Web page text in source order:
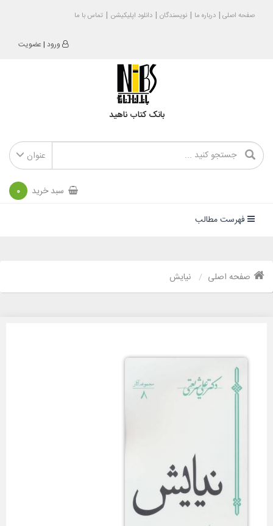
صفحه اصلی درباره ما نویسندگان دانلود اپلیکیشن تماس با ما
ورود |عضویت
بانک کتاب ناهید
عنوان
سبد خرید 0
فهرست مطالب
صفحه اصلی نیایش